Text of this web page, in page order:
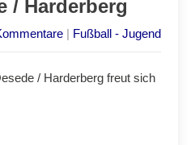
/ Harderberg
| Fußball - Jugend
/ Harderberg freut sich